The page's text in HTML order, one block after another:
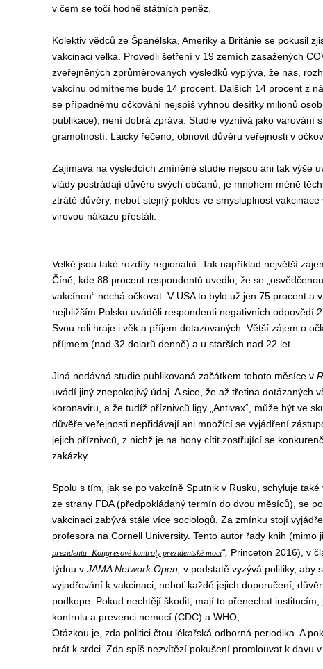
v čem se točí hodně státních peněz.
Kolektiv vědců ze Španělska, Ameriky a Británie se pokusil
vakcinaci velká. Provedli šetření v 19 zemích zasažených
zveřejněných zprůměrovaných výsledků vyplývá, že nás,
vakcínu odmítneme bude14 procent. Dalších 14 procent z
se případnému očkování nejspíš vyhnou desítky milionů osob,
publikace), není dobrá zpráva. Studie vyznívá jako varování s
gramotností. Laicky řečeno, obnovit důvěru veřejnosti v
Zajímavá na výsledcích zmíněné studie nejsou ani tak výše
vlády postrádají důvěru svých občanů, je mnohem méně
ztrátědůvěry, neboť stejný pokles ve smysluplnost vakcinace
virovou nákazu přestáli.
Velké jsou takérozdíly regionální. Tak například největší
Číně, kde 88 procent respondentů uvedlo, že se
vakcínou“ nechá očkovat. V USAto bylo už jen 75 procent a
nejbližším Polsku uváděli respondenti negativních odpovědí
Svou roli hraje i věk a příjem dotazovaných. Větší zájem o
příjmem (nad 32 dolarů denně) a u starších nad 22 let.
Jiná nedávná studie publikovaná začátkem tohoto měsíce v
uvádí jiný znepokojivý údaj. A sice, že až třetina dotázaných
koronaviru, a že tudíž příznivců ligy „Antivax“, může být ve
důvěře veřejnosti nepřidávají ani množící se vyjádření
jejich příznivců, z nichž je na hony cítit zostřující se
zakázky.
Spolu s tím, jak se po vakcíně Sputnik v Rusku, schyluje také
ze strany FDA (předpokládaný termín do dvou měsíců), se
vakcinaci zabývá stále více sociologů. Za zmínku stojí v
profesora na Cornell University. Tento autor řady knih (mimo
prezidenta: Kongresové kontroly prezidentské moci“, Princeton 2016), v
týdnu v JAMA Network Open, v podstatě vyzývá politiky, aby
vyjadřováník vakcinaci, neboť každé jejich doporučení, důvě
podkope. Pokud nechtějí škodit, mají to přenechat institucím
kontrolu a prevenci nemocí (CDC) a WHO,...
Otázkou je, zda politici čtou lékařská odborná periodika. A
brát k srdci. Zda spíš nezvítězí pokušení promlouvat k davu